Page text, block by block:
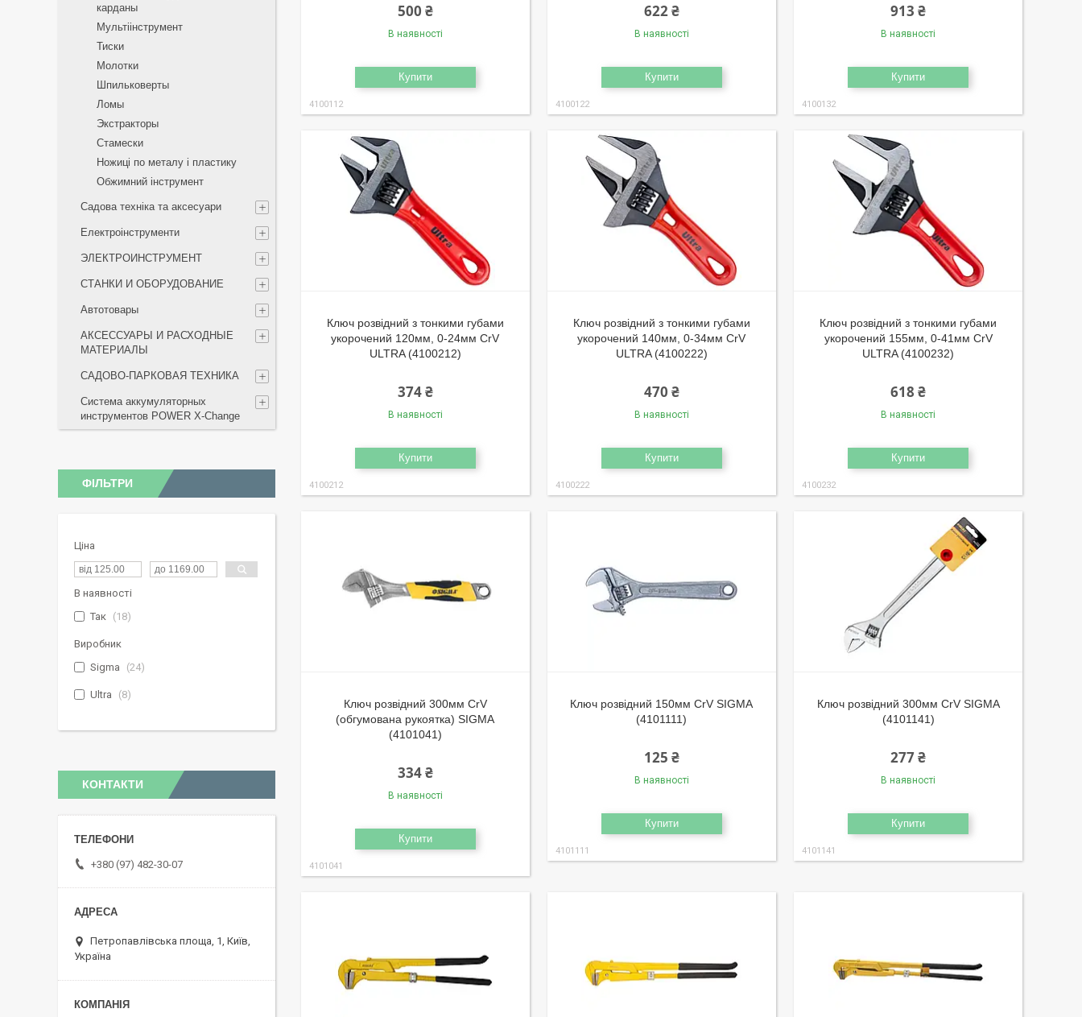
500 ₴
В наявності
Купити
4100112
622 ₴
В наявності
Купити
4100122
913 ₴
В наявності
Купити
4100132
Ключ розвідний з тонкими губами
укорочений 120мм, 0-24мм CrV
ULTRA (4100212)
374 ₴
В наявності
Купити
4100212
Ключ розвідний з тонкими губами
укорочений 140мм, 0-34мм CrV
ULTRA (4100222)
470 ₴
В наявності
Купити
4100222
Ключ розвідний з тонкими губами
укорочений 155мм, 0-41мм CrV
ULTRA (4100232)
618 ₴
В наявності
Купити
4100232
Ключ розвідний 300мм CrV
(обгумована рукоятка) SIGMA
(4101041)
334 ₴
В наявності
Купити
4101041
Ключ розвідний 150мм CrV SIGMA
(4101111)
125 ₴
В наявності
Купити
4101111
Ключ розвідний 300мм CrV SIGMA
(4101141)
277 ₴
В наявності
Купити
4101141
карданы
Мультіінструмент
Тиски
Молотки
Шпильковерты
Ломы
Экстракторы
Стамески
Ножиці по металу і пластику
Обжимний інструмент
Садова техніка та аксесуари
Електроінструменти
ЭЛЕКТРОИНСТРУМЕНТ
СТАНКИ И ОБОРУДОВАНИЕ
Автотовары
АКСЕССУАРЫ И РАСХОДНЫЕ
МАТЕРИАЛЫ
САДОВО-ПАРКОВАЯ ТЕХНИКА
Система аккумуляторных
инструментов POWER X-Change
ФІЛЬТРИ
Ціна
В наявності
Так
18
Виробник
Sigma
24
Ultra 8
КОНТАКТИ
+380 (97) 482-30-07
Петропавлівська площа, 1, Київ,
Україна